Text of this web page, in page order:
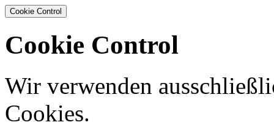
Cookie Control
Cookie Control
Wir verwenden
Cookies.